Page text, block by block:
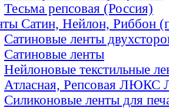
Тесьма репсовая (Россия)
Сатин, Нейлон, Риббон
Сатиновые ленты
Сатиновые ленты
Нейлоновые текстильные
Атласная, Репсовая ЛЮКС
Силиконовые ленты для